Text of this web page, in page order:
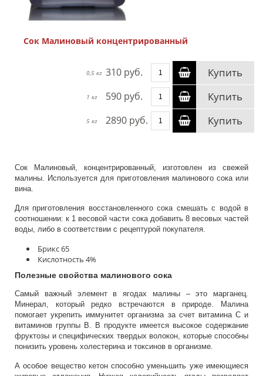
Сок Малиновый концентрированный
0,5 кг 310 руб. Купить
1 кг 590 руб. Купить
5 кг 2890 руб. Купить
Сок Малиновый, концентрированный, изготовлен из свежей
малины. Используется для приготовления малинового сока или
вина.
Для приготовления восстановленного сока смешать с водой в
соотношении: к 1 весовой части сока добавить 8 весовых частей
воды, либо в соответствии с рецептурой покупателя.
Брикс 65
Кислотность 4%
Полезные свойства малинового сока
Самый важный элемент в ягодах малины – это марганец.
Минерал, который редко встречаются в природе. Малина
помогает укрепить иммунитет организма за счет витамина С и
витаминов группы В. В продукте имеется высокое содержание
фруктозы и специфических твердых волокон, которые способны
понизить уровень холестерина и токсинов в организме.
А особое вещество кетон способно уменьшить уже имеющиеся